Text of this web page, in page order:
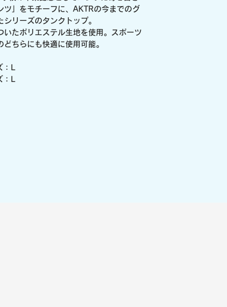
ツ」をモチーフに、AKTRの今までのグ
リーズのタンクトップ。
たポリエステル生地を使用。スポーツ
ちらにも快適に使用可能。
：L
：L